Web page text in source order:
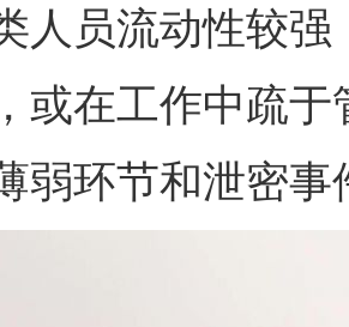
人员流动性较
或在工作中疏
弱环节和泄密事